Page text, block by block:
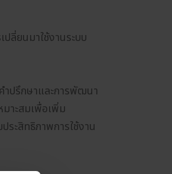
ลี่ยนมาใช้งานระบบ
ปรึกษาและการพัฒนา
าะสมเพื่อเพิ่ม
ระสิทธิภาพการใช้งาน